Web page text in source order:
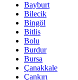
Bayburt
Bilecik
Bingöl
Bitlis
Bolu
Burdur
Bursa
Çanakkale
Çankırı